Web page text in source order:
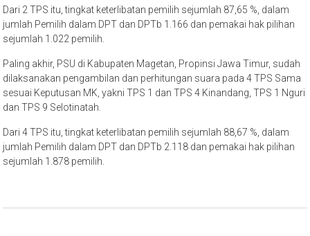
Dari 2 TPS itu, tingkat keterlibatan pemilih sejumlah 87,65 %, dalam
jumlah Pemilih dalam DPT dan DPTb 1.166 dan pemakai hak pilihan
sejumlah 1.022 pemilih.
Paling akhir, PSU di Kabupaten Magetan, Propinsi Jawa Timur, sudah
dilaksanakan pengambilan dan perhitungan suara pada 4 TPS Sama
sesuai Keputusan MK, yakni TPS 1 dan TPS 4 Kinandang, TPS 1 Nguri
dan TPS 9 Selotinatah.
Dari 4 TPS itu, tingkat keterlibatan pemilih sejumlah 88,67 %, dalam
jumlah Pemilih dalam DPT dan DPTb 2.118 dan pemakai hak pilihan
sejumlah 1.878 pemilih.